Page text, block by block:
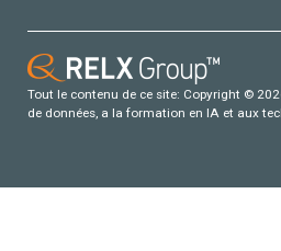
Tout le contenu de ce site: Copyright ©
de données, a la formation en IA et aux